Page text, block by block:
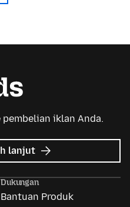
pembelian iklan Anda.
lanjut mengenai
Mozilla
Dukungan
Bantuan Produk